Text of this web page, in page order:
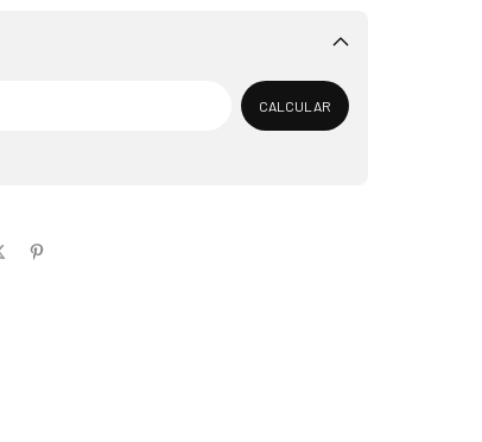
Alterar CEP
CALCULAR